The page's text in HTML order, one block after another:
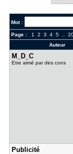
Mot :
Page : 1 2 3 4 5..
Auteur
M_D_C
Etre aimé par des cons
Publicité